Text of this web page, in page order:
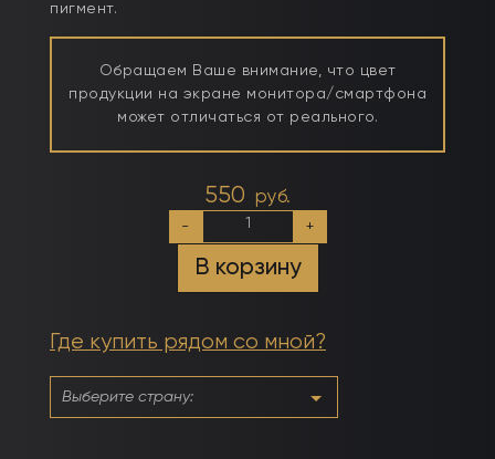
пигмент.
Обращаем Ваше внимание, что цвет
продукции на экране монитора/смартфона
может отличаться от реального.
550 руб.
Количество
моделирующий
молочно-
15мл
- +
В корзину
Где купить рядом со мной?